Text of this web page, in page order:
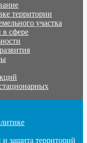
территории
участка
сфере
и защита территорий